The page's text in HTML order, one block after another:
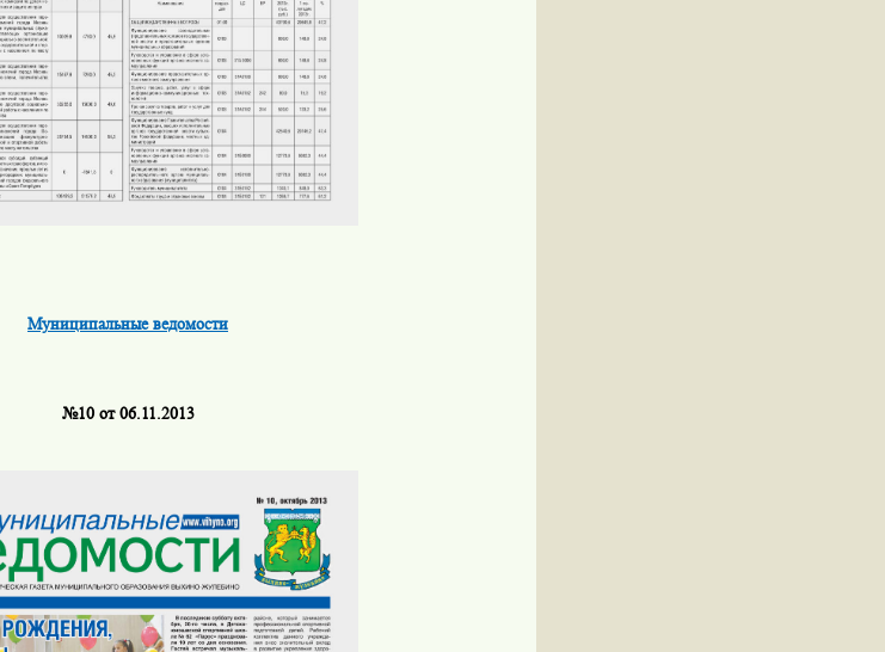
Муниципальные ведомости
№10 от 06.11.2013